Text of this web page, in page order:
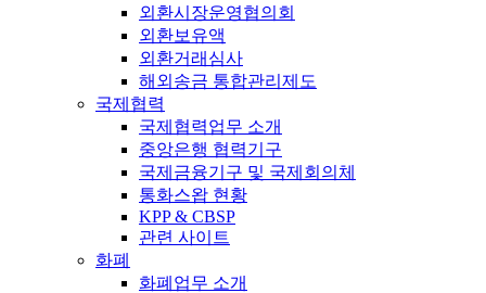
외환시장운영협의회
외환보유액
외환거래심사
해외송금 통합관리제도
국제협력
국제협력업무 소개
중앙은행 협력기구
국제금융기구 및 국제회의체
통화스왑 현황
KPP & CBSP
관련 사이트
화폐
화폐업무 소개